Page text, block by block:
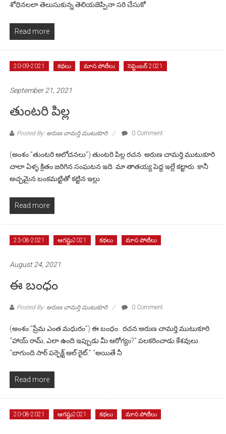
శోధినలలా తెలుసుకున్న తెలియజెప్పినా సరి చేసుకో
Read more
20-09-2021 కథలు మాస పోటీలు సెప్టెంబర్ 2021
September 21, 2021
తుంటరి పిల్ల
Posted By: అరుణ చామర్తి ముటుకూరి 0 Comment
(అంశం:”తుంటరి ఆలోచనలు”) తుంటరి పిల్ల రచన: అరుణ చామర్తి ముటుకూరి
చాలా ఏళ్ళ క్రితం జరిగిన సంఘటన ఇది. మా తాతయ్య పెద్ద ఇల్లే కట్టారు. కానీ
అచ్చమైన బంకమట్టితో కట్టిన ఇల్లు.
Read more
23-08-2021 ఆగష్టు2021 కథలు మాస పోటీలు
August 24, 2021
ఈ బంధం
Posted By: అరుణ చామర్తి ముటుకూరి 0 Comment
(అంశం:”ప్రేమ ఎంత మధురం”) ఈ బంధం.. రచన:అరుణ చామర్తి ముటుకూరి
“హాయ్ రామ్, ఎలా ఉంది ఇప్పుడు మీ ఆరోగ్యం?” పలకరించాడు కేశవులు.
“బాగుంది సార్ పర్ఫెక్ట్ ఆల్ రైట్.” “అయితే నీ
Read more
20-08-2021 ఆగష్టు2021 కథలు మాస పోటీలు